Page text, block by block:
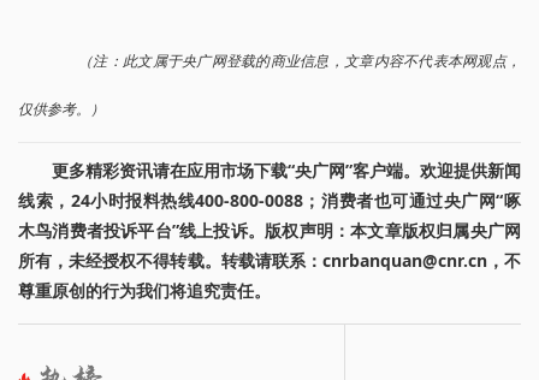
（注：此文属于央广网登载的商业信息，文章内容不代表本网观点，
仅供参考。）
更多精彩资讯请在应用市场下载“央广网”客户端。欢迎提供新闻
线索，24小时报料热线400-800-0088；消费者也可通过央广网“啄
木鸟消费者投诉平台”线上投诉。版权声明：本文章版权归属央广网
所有，未经授权不得转载。转载请联系：cnrbanquan@cnr.cn，不
尊重原创的行为我们将追究责任。